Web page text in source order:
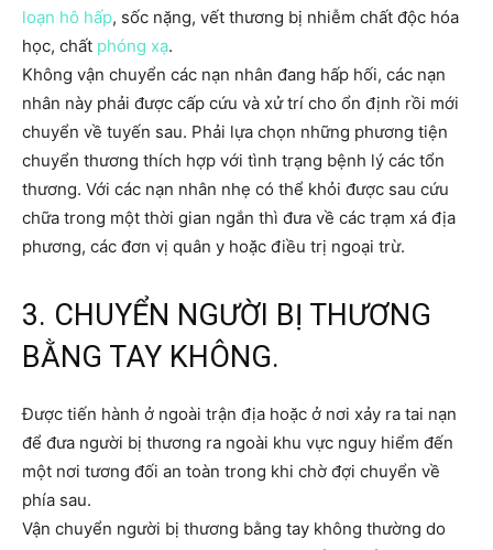
loạn hô hấp, sốc nặng, vết thương bị nhiễm chất độc hóa
học, chất phóng xạ.
Không vận chuyển các nạn nhân đang hấp hối, các nạn
nhân này phải được cấp cứu và xử trí cho ổn định rồi mới
chuyển về tuyến sau. Phải lựa chọn những phương tiện
chuyển thương thích hợp với tình trạng bệnh lý các tổn
thương. Với các nạn nhân nhẹ có thể khỏi được sau cứu
chữa trong một thời gian ngắn thì đưa về các trạm xá địa
phương, các đơn vị quân y hoặc điều trị ngoại trừ.
3. CHUYỂN NGƯỜI BỊ THƯƠNG
BẰNG TAY KHÔNG.
Được tiến hành ở ngoài trận địa hoặc ở nơi xảy ra tai nạn
để đưa người bị thương ra ngoài khu vực nguy hiểm đến
một nơi tương đối an toàn trong khi chờ đợi chuyển về
phía sau.
Vận chuyển người bị thương bằng tay không thường do